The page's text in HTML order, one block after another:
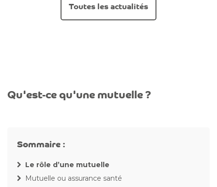
Toutes les actualités
Qu'est-ce qu'une mutuelle ?
Sommaire :
Le rôle d’une mutuelle
Mutuelle ou assurance santé